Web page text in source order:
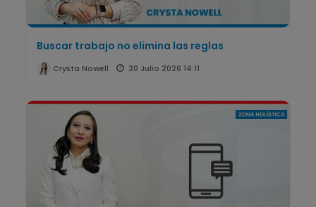
Buscar trabajo no elimina las reglas
Crysta Nowell 30 Julio 2026 14:11